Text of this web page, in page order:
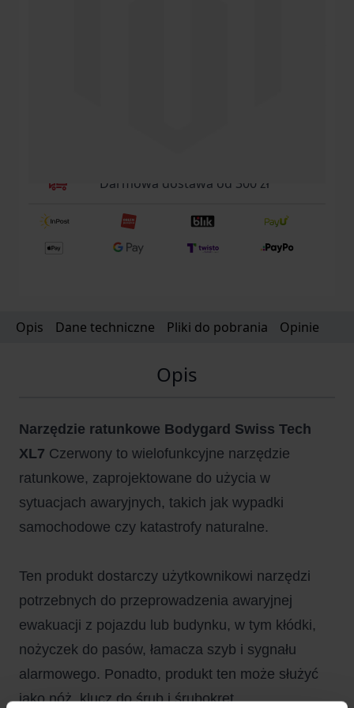
Darmowa dostawa od 300 zł
Opis Dane techniczne Pliki do pobrania Opinie
Opis
Narzędzie ratunkowe Bodygard Swiss Tech
XL7 Czerwony to wielofunkcyjne narzędzie
ratunkowe, zaprojektowane do użycia w
sytuacjach awaryjnych, takich jak wypadki
samochodowe czy katastrofy naturalne.
Ten produkt dostarczy użytkownikowi narzędzi
potrzebnych do przeprowadzenia awaryjnej
ewakuacji z pojazdu lub budynku, w tym kłódki,
nożyczek do pasów, łamacza szyb i sygnału
alarmowego. Ponadto, produkt ten może służyć
jako nóż, klucz do śrub i śrubokręt.